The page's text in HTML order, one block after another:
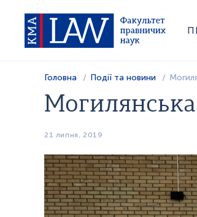
Головна Події та новини
21 липня, 2019